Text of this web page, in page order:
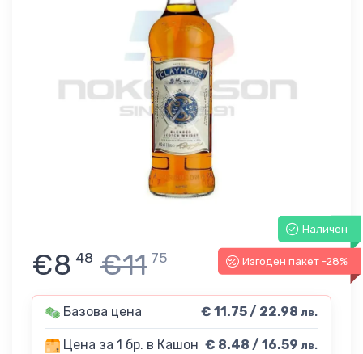
Наличен
Изгоден пакет -28%
€8 48 €11 75
Базова цена € 11.75 / 22.98 лв.
Цена за 1 бр. в Кашон € 8.48 / 16.59 лв.